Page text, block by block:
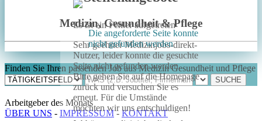
Medizin, Gesundheit & Pflege
Die angeforderte Seite konnte
nicht gefunden werden
Es ist ein Fehler aufgetreten
Sehr geehrter Medizinjobs-direkt-
Nutzer, leider konnte die gesuchte
Seite nicht gefunden werden.
Bitte gehen Sie auf die Homepage
zurück und versuchen Sie es
erneut. Für die Umstände
möchten wir uns entschuldigen!
Finden Sie Ihren passenden Job aus Medizin Gesundheit und Pflege
Arbeitgeber des Monats
ÜBER UNS - IMPRESSUM- KONTAKT